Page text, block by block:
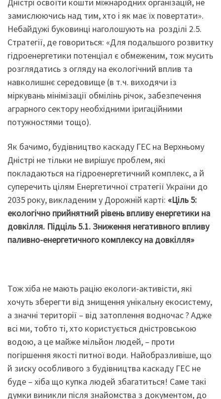
Дністрі освоїти кошти міжнародних організацій, не
замислюючись над тим, хто і як має їх повертати».
Небайдужі буковинці наголошують на розділі 2.5.
Стратегії, де говориться: «Для подальшого розвитку
гідроенергетики потенціал є обмеженим, тож мусить
розглядатись з огляду на екологічний вплив та
навколишнє середовище (в т.ч. виходячи із
міркувань мінімізації обмілінь річок, забезпечення
аграрного сектору необхідними іригаційними
потужностями тощо).
Як бачимо, будівництво каскаду ГЕС на Верхньому
Дністрі не тільки не вирішує проблем, які
покладаються на гідроенергетичний комплекс, а й
суперечить цілям Енергетичної стратегії України до
2035 року, викладеним у Дорожній карті: «Ціль 5:
екологічно прийнятний рівень впливу енергетики на
довкілля. Підціль 5.1. Зниження негативного впливу
паливно-енергетичного комплексу на довкілля»
Тож хіба не мають рацію екологи-активісти, які
хочуть зберегти від знищення унікальну екосистему,
а значні території – від затоплення водночас ? Адже
всі ми, тобто ті, хто користується дністровською
водою, а це майже мільйон людей, – проти
погіршення якості питної води. Найобразливіше, що
й зиску особливого з будівництва каскаду ГЕС не
буде – хіба що купка людей збагатиться! Саме такі
думки виникли після знайомства з документом, до